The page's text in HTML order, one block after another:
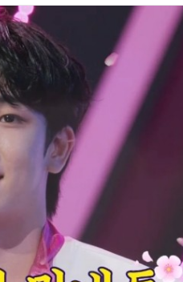
양자컴퓨팅 비즈니스·기술 입문 1-Day 워크샵 - 큐비트·양자 알고리듬·Qiskit 실습으로 이해하는 차세대